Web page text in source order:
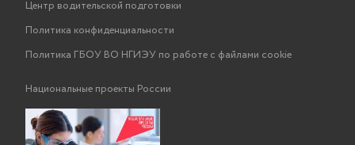
Центр водительской подготовки
Политика конфиденциальности
Политика ГБОУ ВО НГИЭУ по работе с файлами cookie
Национальные проекты России